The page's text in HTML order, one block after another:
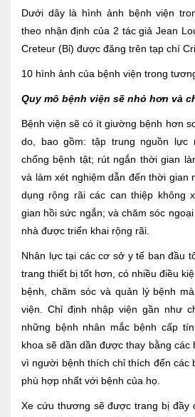
Sản - Phụ Khoa
Nhi
Mắt
Răng Hàm Mặt
Tai Mũi Họng
Vật lý trị liệu hồi phục chức năng
Xét nghiệm
Chẩn đoán hình ảnh
Các gói khám sức khỏe
Gói khám sức khỏe cá nhân định
Gói khám tầm soát ung thư sớm
Dưới dây là hình ảnh bệnh viện
theo nhận định của 2 tác giả Jean
Creteur (Bỉ) được đăng trên tạp chí
10 hình ảnh của bệnh viện trong
Quy mô bệnh viện sẽ nhỏ hơn và
Bệnh viện sẽ có ít giường bệnh hơn
do, bao gồm: tập trung nguồn lực
chống bệnh tật; rút ngắn thời gian
và làm xét nghiệm dẫn đến thời gian
dụng rộng rãi các can thiệp không
gian hồi sức ngắn; và chăm sóc
nhà được triển khai rộng rãi.
Nhân lực tại các cơ sở y tế ban đầu
trang thiết bị tốt hơn, có nhiều điều
bệnh, chăm sóc và quản lý bệnh
viện. Chỉ định nhập viện gần như
những bệnh nhân mắc bệnh cấp
khoa sẽ dần dần được thay bằng các
vì người bệnh thích chỉ thích đến các
phù hợp nhất với bệnh của họ.
Xe cứu thương sẽ được trang bị đầy